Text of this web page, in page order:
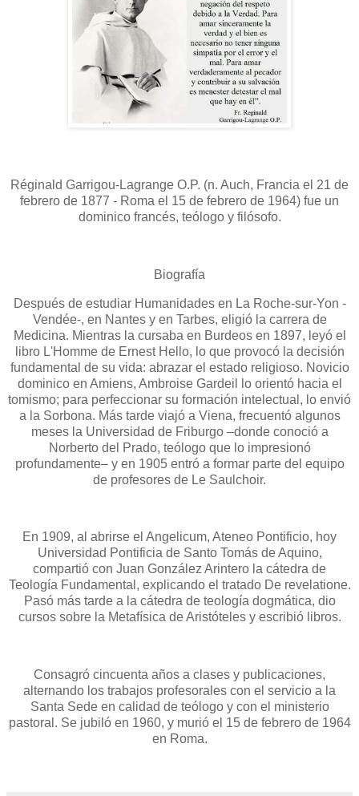
Réginald Garrigou-Lagrange O.P. (n. Auch, Francia el 21 de
febrero de 1877 - Roma el 15 de febrero de 1964) fue un
dominico francés, teólogo y filósofo.
Biografía
Después de estudiar Humanidades en La Roche-sur-Yon -
Vendée-, en Nantes y en Tarbes, eligió la carrera de
Medicina. Mientras la cursaba en Burdeos en 1897, leyó el
libro L'Homme de Ernest Hello, lo que provocó la decisión
fundamental de su vida: abrazar el estado religioso. Novicio
dominico en Amiens, Ambroise Gardeil lo orientó hacia el
tomismo; para perfeccionar su formación intelectual, lo envió
a la Sorbona. Más tarde viajó a Viena, frecuentó algunos
meses la Universidad de Friburgo –donde conoció a
Norberto del Prado, teólogo que lo impresionó
profundamente– y en 1905 entró a formar parte del equipo
de profesores de Le Saulchoir.
En 1909, al abrirse el Angelicum, Ateneo Pontificio, hoy
Universidad Pontificia de Santo Tomás de Aquino,
compartió con Juan González Arintero la cátedra de
Teología Fundamental, explicando el tratado De revelatione.
Pasó más tarde a la cátedra de teología dogmática, dio
cursos sobre la Metafísica de Aristóteles y escribió libros.
Consagró cincuenta años a clases y publicaciones,
alternando los trabajos profesorales con el servicio a la
Santa Sede en calidad de teólogo y con el ministerio
pastoral. Se jubiló en 1960, y murió el 15 de febrero de 1964
en Roma.